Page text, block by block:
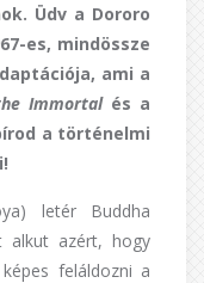
Üdv a Dororo
es, mindössze
ami a
Immortalés a
a történelmi
letér Buddha
azért, hogy
feláldozni a